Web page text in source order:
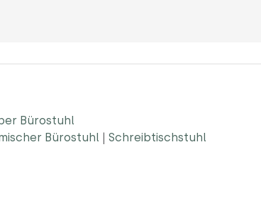
Bürostuhl
Bürostuhl | Schreibtischstuhl